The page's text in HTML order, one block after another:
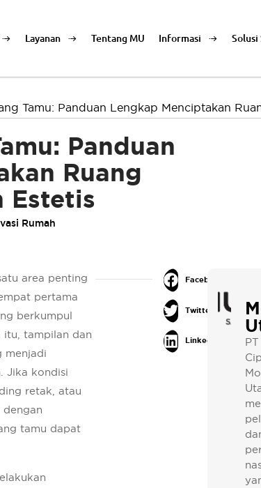
Layanan Tentang MU Informasi Solusi
Tamu: Panduan Lengkap Menciptakan
Panduan
Ruang
Estetis
Rumah
area penting
pertama
berkumpul
itu, tampilan dan
menjadi
Jika kondisi
retak, atau
dengan
tamu dapat
Facebook
Twitter
LinkedIn
PT